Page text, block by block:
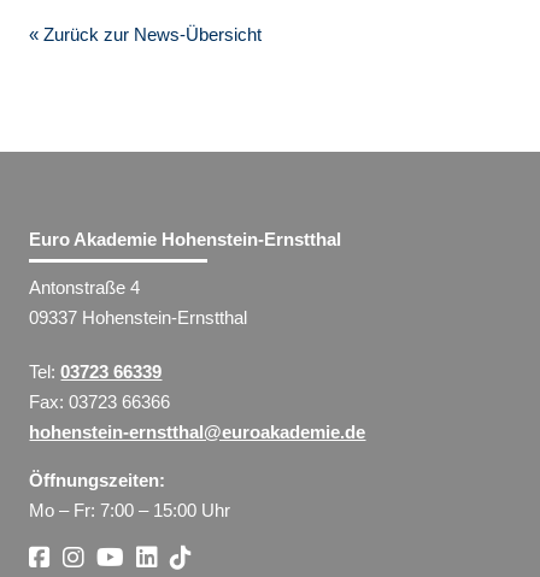
« Zurück zur News-Übersicht
Euro Akademie Hohenstein-Ernstthal
Antonstraße 4
09337 Hohenstein-Ernstthal
Tel:03723 66339
Fax: 03723 66366
hohenstein-ernstthal@euroakademie.de
Öffnungszeiten:
Mo – Fr: 7:00 – 15:00 Uhr